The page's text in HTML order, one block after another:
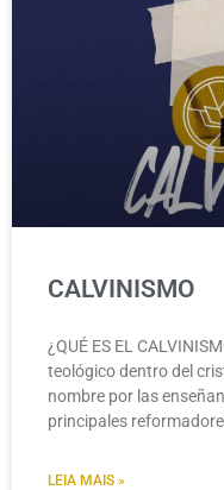
CALVINISMO
¿QUÉ ES EL
teológico dentro del
nombre por las
principales
LEIA MAIS »